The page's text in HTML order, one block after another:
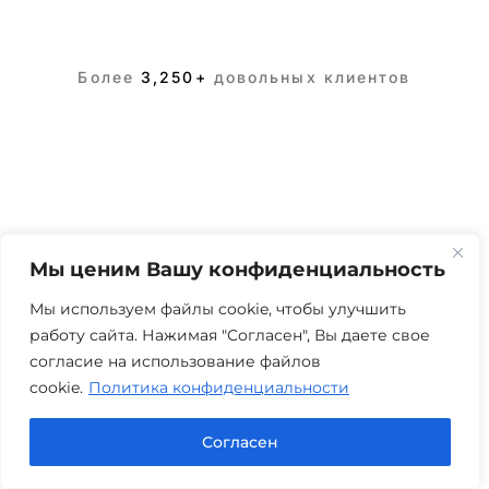
Мы ценим Вашу конфиденциальность
Мы используем файлы cookie, чтобы улучшить
работу сайта. Нажимая "Согласен", Вы даете свое
согласие на использование файлов
cookie. Политика конфиденциальности
Согласен
Более3,250+ довольных клиентов